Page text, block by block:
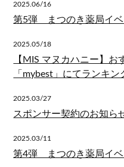
2025.06/16
第5弾 まつのき薬局イベ
2025.05/18
【MIS マヌカハニー】お
「mybest」にてランキン
2025.03/27
スポンサー契約のお知ら
2025.03/11
第4弾 まつのき薬局イベ